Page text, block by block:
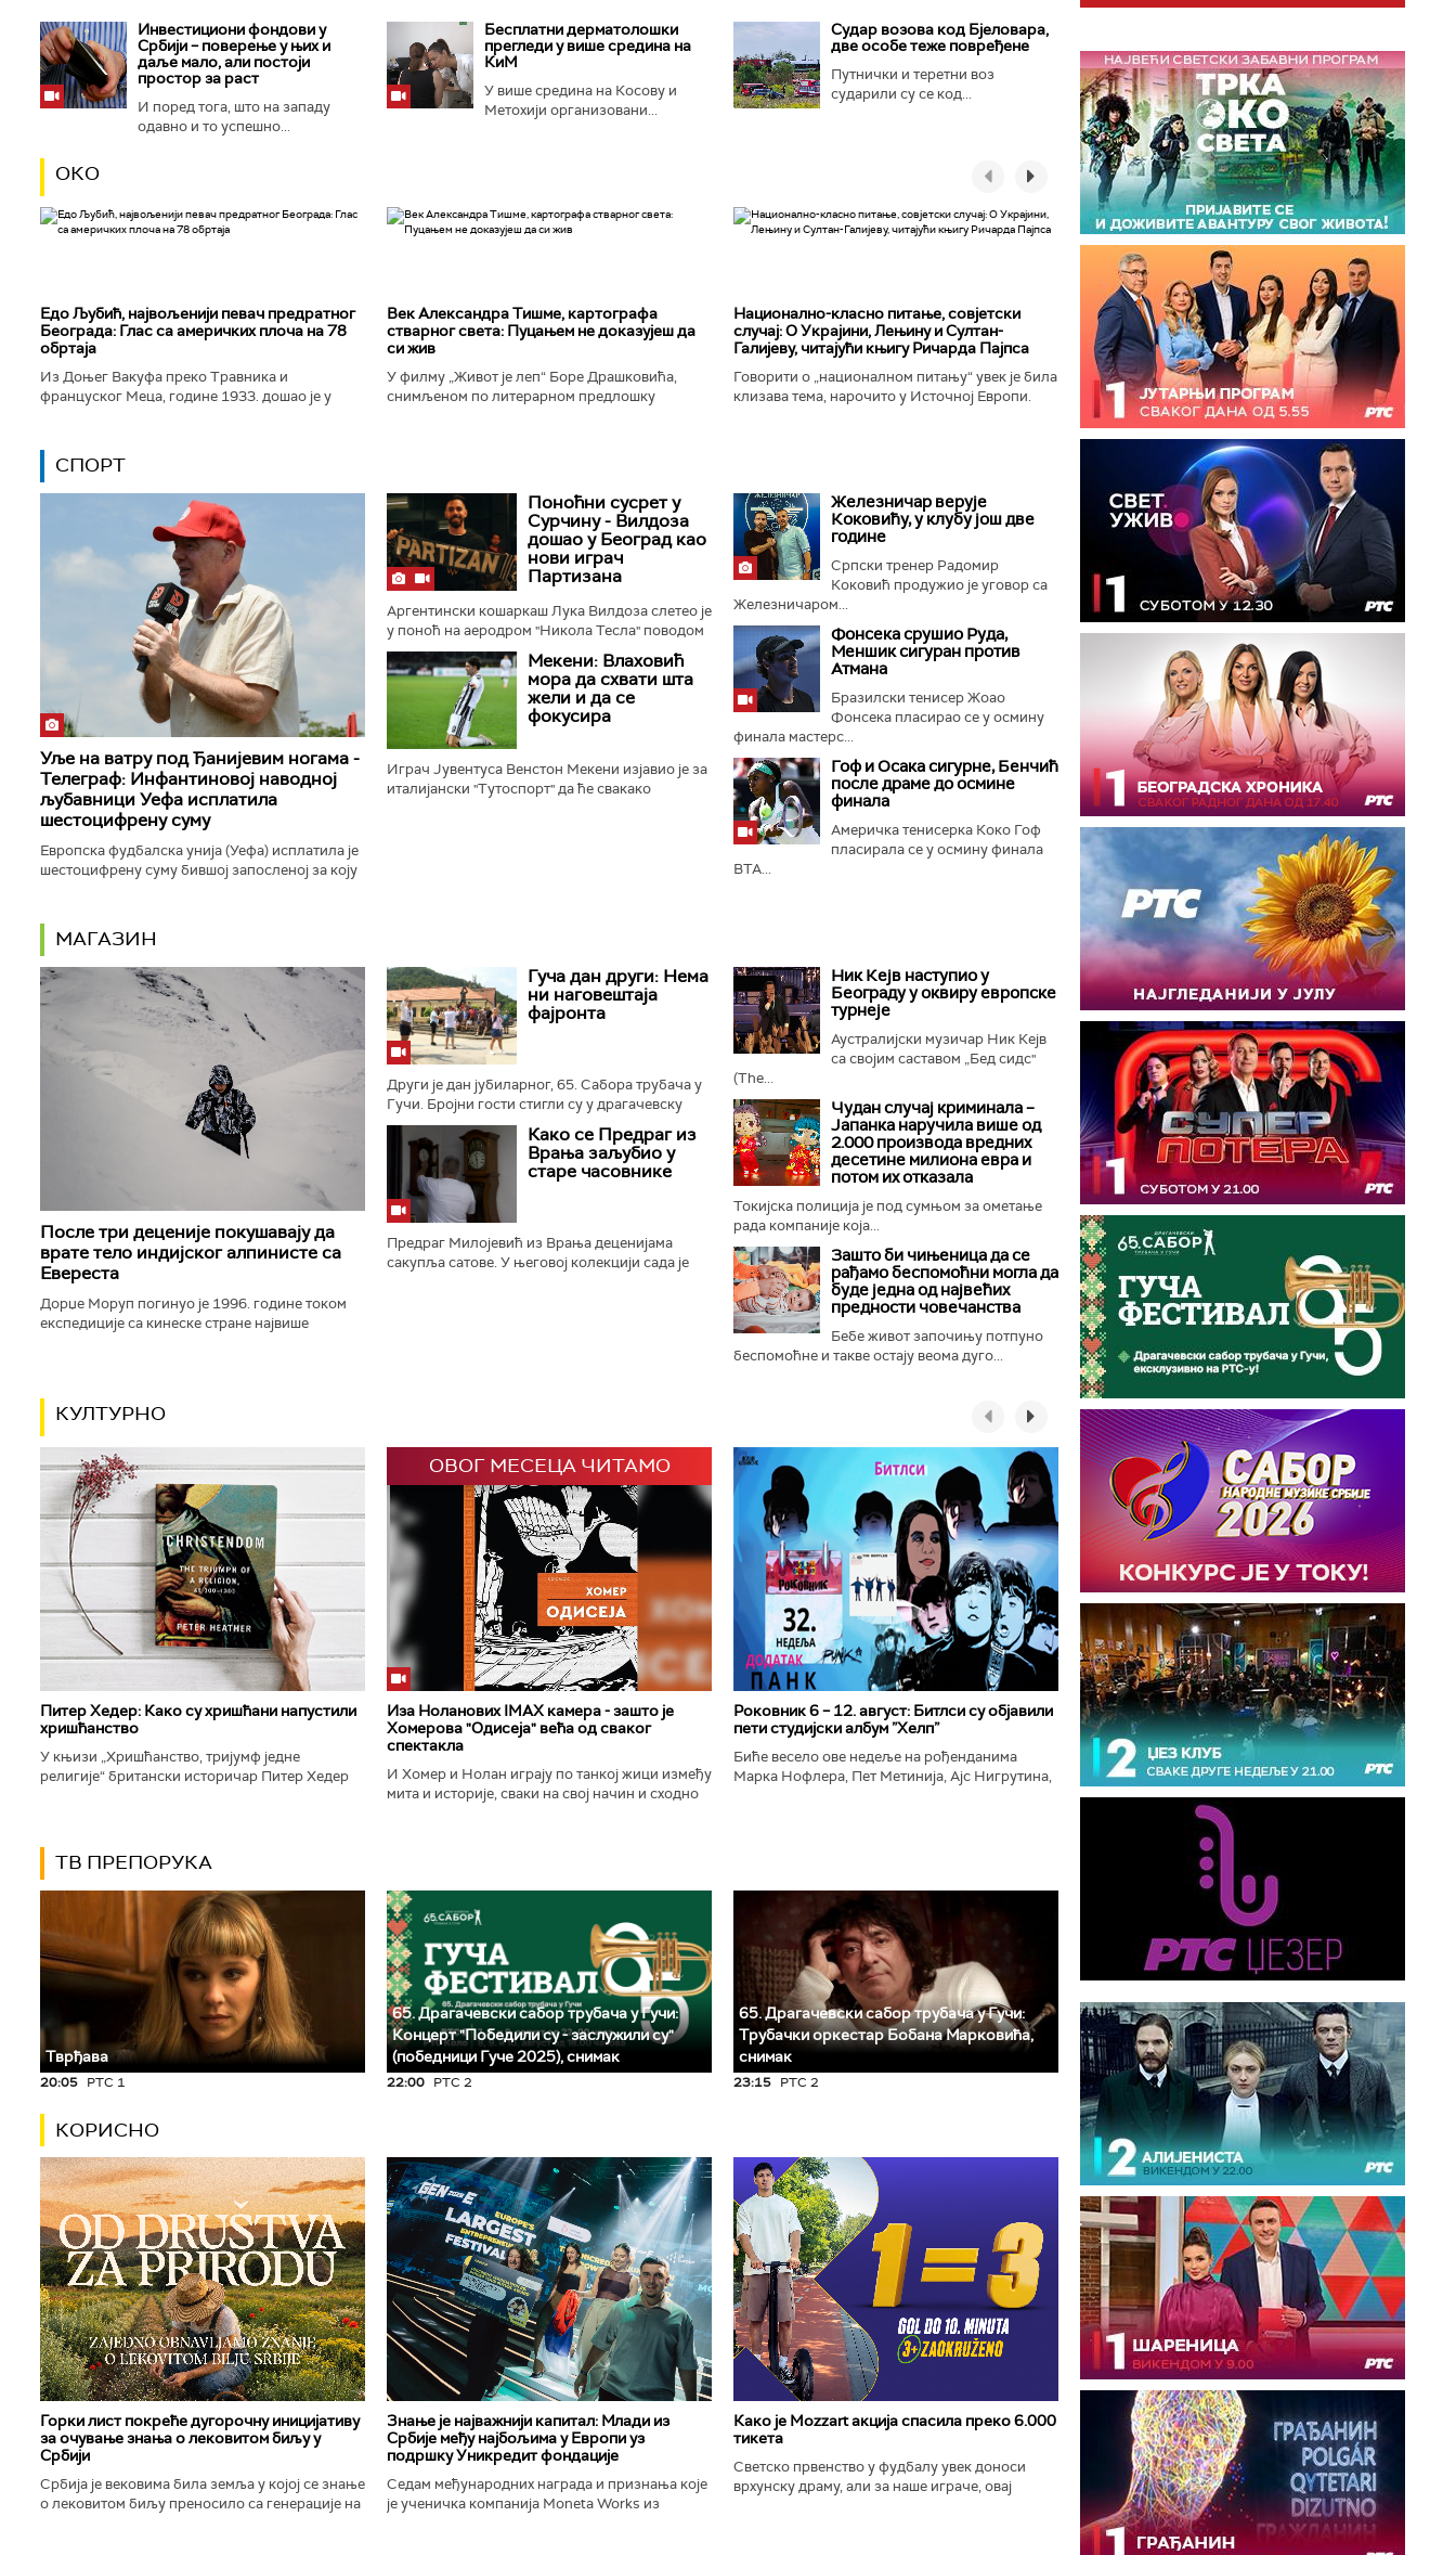
Инвестициони фондови у
Србији – поверење у њих и
даље мало, али постоји
простор за раст
И поред тога, што на западу
одавно и то успешно...
Бесплатни дерматолошки
прегледи у више средина на
КиМ
У више средина на Косову и
Метохији организовани...
Судар возова код Бјеловара,
две особе теже повређене
Путнички и теретни воз
сударили су се код...
ОКО
Едо Љубић, највољенији певач предратног
Београда: Глас са америчких плоча на 78
обртаја
Из Доњег Вакуфа преко Травника и
француског Меца, године 1933. дошао је у
Век Александра Тишме, картографа
стварног света: Пуцањем не доказујеш да
си жив
У филму „Живот је леп“ Боре Драшковића,
снимљеном по литерарном предлошку
Национално-класнo питање, совјетски
случај: О Украјини, Лењину и Султан-
Галијеву, читајући књигу Ричарда Пајпса
Говорити о „националном питању“ увек је била
клизава тема, нарочито у Источној Европи.
СПОРТ
Уље на ватру под Ђанијевим ногама -
Телеграф: Инфантиновој наводној
љубавници Уефа исплатила
шестоцифрену суму
Европска фудбалска унија (Уефа) исплатила је
шестоцифрену суму бившој запосленој за коју
Поноћни сусрет у
Сурчину - Вилдоза
дошао у Београд као
нови играч
Партизана
Аргентински кошаркаш Лука Вилдоза слетео је
у поноћ на аеродром "Никола Тесла" поводом
званичног потписа за Партизан...
Мекени: Влаховић
мора да схвати шта
жели и да се
фокусира
Играч Јувентуса Венстон Мекени изјавио је за
италијански "Тутоспорт" да ће свакако
Железничар верује
Коковићу, у клубу још две
године
Српски тренер Радомир
Коковић продужио је уговор са
Железничаром...
Фонсека срушио Руда,
Меншик сигуран против
Атмана
Бразилски тенисер Жоао
Фонсека пласирао се у осмину
финала мастерс...
Гоф и Осака сигурне, Бенчић
после драме до осмине
финала
Америчка тенисерка Коко Гоф
пласирала се у осмину финала
ВTA...
МАГАЗИН
После три деценије покушавају да
врате тело индијског алпинисте са
Евереста
Дорџе Моруп погинуо је 1996. године током
експедиције са кинеске стране највише
Гуча дан други: Нема
ни наговештаја
фајронта
Други је дан јубиларног, 65. Сабора трубача у
Гучи. Бројни гости стигли су у драгачевску
варошицу – и сабораши се готово без
фајронта. Оно што је најважније...Како се Предраг из
Врања заљубио у
старе часовнике
Предраг Милојевић из Врања деценијама
сакупља сатове. У његовој колекцији сада је
Ник Кејв наступио у
Београду у оквиру европске
турнеје
Аустралијски музичар Ник Кејв
са својим саставом „Бед сидс"
(The...
Чудан случај криминала –
Јапанка наручила више од
2.000 производа вредних
десетине милиона евра и
потом их отказала
Токијска полиција је под сумњом за ометање
рада компаније која...
Зашто би чињеница да се
рађамо беспомоћни могла да
буде једна од највећих
предности човечанства
Бебе живот започињу потпуно
беспомоћне и такве остају веома дуго...
КУЛТУРНО
Питер Хедер: Како су хришћани напустили
хришћанство
У књизи „Хришћанство, тријумф једне
религије“ британски историчар Питер Хедер
ОВОГ МЕСЕЦА ЧИТАМО
Иза Ноланових IMAX камера - зашто је
Хомерова "Одисеја" већа од сваког
спектакла
И Хомер и Нолан играју по танкој жици између
мита и историје, сваки на свој начин и сходно
Роковник 6 – 12. август: Битлси су објавили
пети студијски албум ”Хелп”
Биће весело ове недеље на рођенданима
Марка Нофлера, Пет Метинија, Ајс Нигрутина,
ТВ ПРЕПОРУКА
Тврђава
20:05 РТС 1
65. Драгачевски сабор трубача у Гучи:
Концерт "Победили су - заслужили су"
(победници Гуче 2025), снимак
22:00 РТС 2
65. Драгачевски сабор трубача у Гучи:
Трубачки оркестар Бобана Марковића,
снимак
23:15 РТС 2
КОРИСНО
Горки лист покреће дугорочну иницијативу
за очување знања о лековитом биљу у
Србији
Србија је вековима била земља у којој се знање
о лековитом биљу преносило са генерације на
Знање је најважнији капитал: Млади из
Србије међу најбољима у Европи уз
подршку Уникредит фондације
Седам међународних награда и признања које
је ученичка компанија Moneta Works из
Како је Mozzart акција спасила преко 6.000
тикета
Светско првенство у фудбалу увек доноси
врхунску драму, али за наше играче, овај